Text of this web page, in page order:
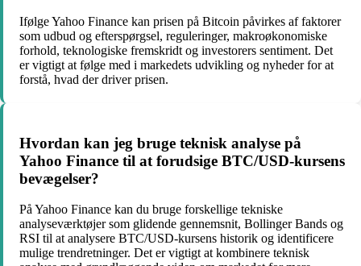
Ifølge Yahoo Finance kan prisen på Bitcoin påvirkes af faktorer
som udbud og efterspørgsel, reguleringer, makroøkonomiske
forhold, teknologiske fremskridt og investorers sentiment. Det
er vigtigt at følge med i markedets udvikling og nyheder for at
forstå, hvad der driver prisen.
Hvordan kan jeg bruge teknisk analyse på
Yahoo Finance til at forudsige BTC/USD-kursens
bevægelser?
På Yahoo Finance kan du bruge forskellige tekniske
analyseværktøjer som glidende gennemsnit, Bollinger Bands og
RSI til at analysere BTC/USD-kursens historik og identificere
mulige trendretninger. Det er vigtigt at kombinere teknisk